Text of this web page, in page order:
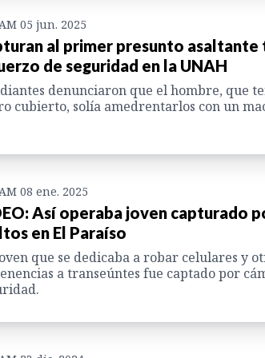
05 jun. 2025
al primer presunto asaltante
de seguridad en la UNAH
denunciaron que el hombre, que
cubierto, solía amedrentarlos con un
08 ene. 2025
Así operaba joven capturado
en El Paraíso
que se dedicaba a robar celulares y
a transeúntes fue captado por